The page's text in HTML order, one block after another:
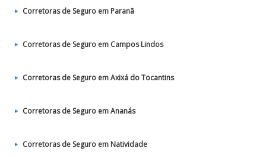
Corretoras de Seguro em Paranã
Corretoras de Seguro em Campos Lindos
Corretoras de Seguro em Axixá do Tocantins
Corretoras de Seguro em Ananás
Corretoras de Seguro em Natividade